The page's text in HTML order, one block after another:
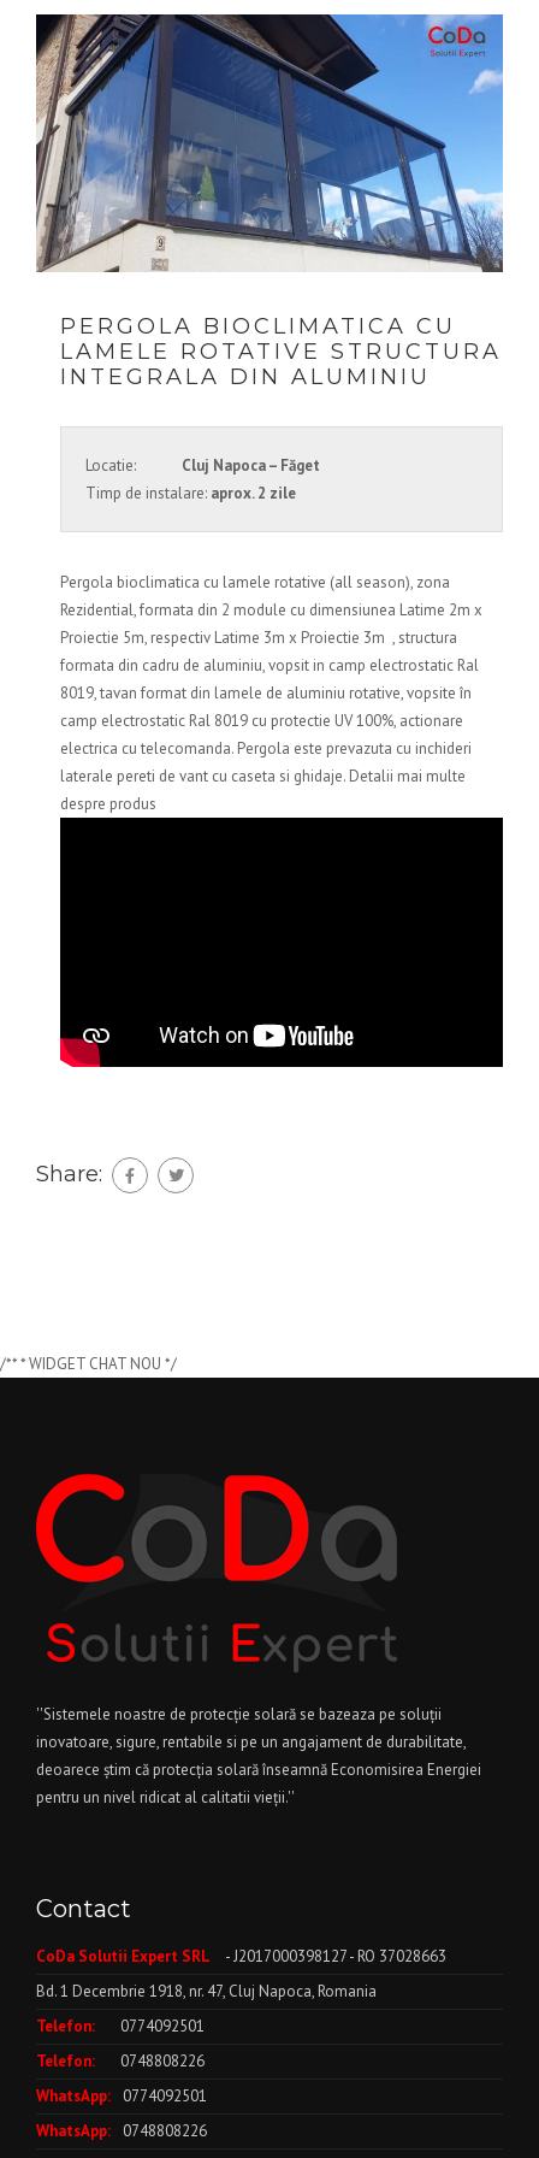
PERGOLA BIOCLIMATICA CU
LAMELE ROTATIVE STRUCTURA
INTEGRALA DIN ALUMINIU
Locatie:
Cluj Napoca – Făget
Timp de instalare: aprox. 2 zile
Pergola bioclimatica cu lamele rotative (all season), zona
Rezidential, formata din 2 module cu dimensiunea Latime 2m x
Proiectie 5m, respectiv Latime 3m x Proiectie 3m , structura
formata din cadru de aluminiu, vopsit in camp electrostatic Ral
8019, tavan format din lamele de aluminiu rotative, vopsite în
camp electrostatic Ral 8019 cu protectie UV 100%, actionare
electrica cu telecomanda. Pergola este prevazuta cu inchideri
laterale pereti de vant cu caseta si ghidaje. Detalii mai multe
despre produs
Share:
/** * WIDGET CHAT NOU */
''Sistemele noastre de protecție solară se bazeaza pe soluții
inovatoare, sigure, rentabile si pe un angajament de durabilitate,
deoarece știm că protecția solară înseamnă Economisirea Energiei
pentru un nivel ridicat al calitatii vieții.''
Contact
CoDa Solutii Expert SRL
- J2017000398127 - RO 37028663
Bd. 1 Decembrie 1918, nr. 47, Cluj Napoca, Romania
Telefon:
0774092501
Telefon:
0748808226
WhatsApp:
0774092501
WhatsApp:
0748808226